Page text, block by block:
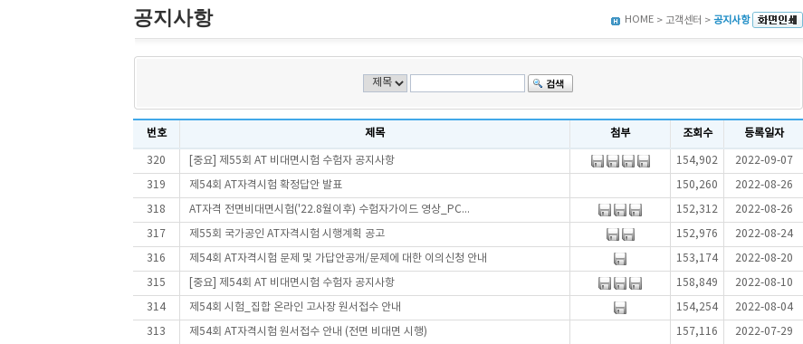
공지사항 HOME > 고객센터 > 공지사항
번호 제목 첨부 조회수 등록일자
320 [중요] 제55회 AT 비대면시험 수험자 공지사항 154,902 2022-09-07
319 제54회 AT자격시험 확정답안 발표 150,260 2022-08-26
318 AT자격 전면비대면시험('22.8월이후) 수험자가이드 영상_PC... 152,312 2022-08-26
317 제55회 국가공인 AT자격시험 시행계획 공고 152,976 2022-08-24
316 제54회 AT자격시험 문제 및 가답안공개/문제에 대한 이의신청 안내 153,174 2022-08-20
315 [중요] 제54회 AT 비대면시험 수험자 공지사항 158,849 2022-08-10
314 제54회 시험_집합 온라인 고사장 원서접수 안내 154,254 2022-08-04
313 제54회 AT자격시험 원서접수 안내 (전면 비대면 시행) 157,116 2022-07-29